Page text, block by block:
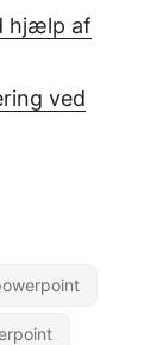
hjælp af
ved